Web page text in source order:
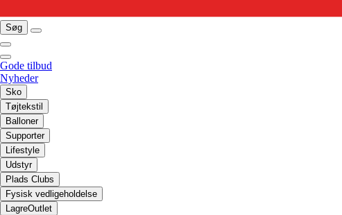
Søg
Gode tilbud
Nyheder
Sko
Tøjtekstil
Balloner
Supporter
Lifestyle
Udstyr
Plads Clubs
Fysisk vedligeholdelse
LagreOutlet